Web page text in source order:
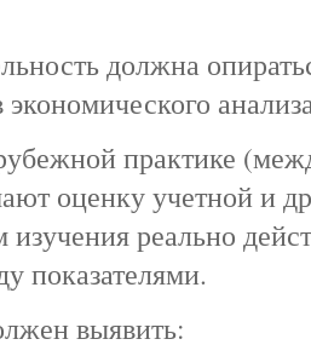
должна
практике
оценку учетной и
реально
показателями.
выявить: